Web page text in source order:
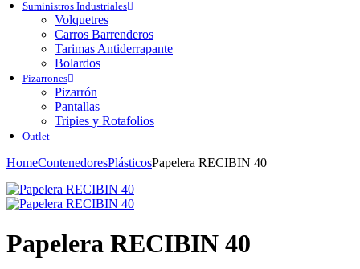
Suministros Industriales
Volquetres
Carros Barrenderos
Tarimas Antiderrapante
Bolardos
Pizarrones
Pizarrón
Pantallas
Tripies y Rotafolios
Outlet
HomeContenedoresPlásticosPapelera RECIBIN 40
Papelera RECIBIN 40